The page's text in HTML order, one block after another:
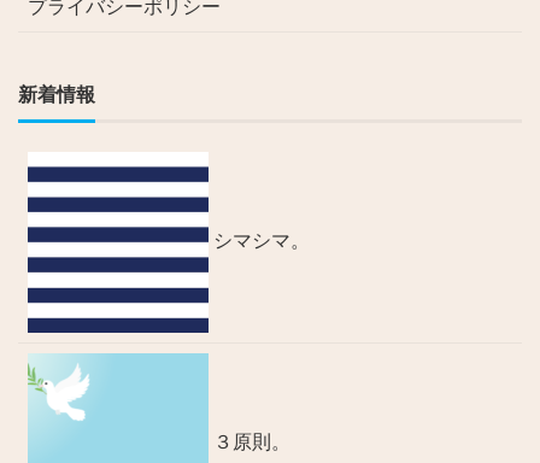
プライバシーポリシー
新着情報
シマシマ。
３原則。